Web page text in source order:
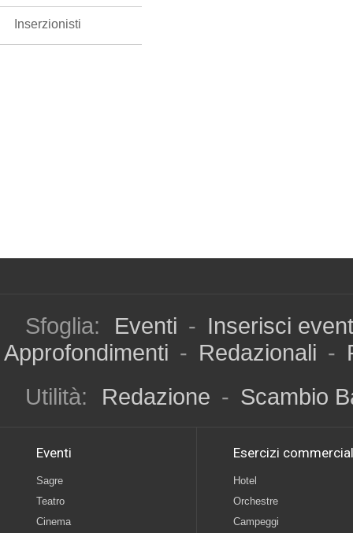
Inserzionisti
Sfoglia: Eventi - Inserisci
Approfondimenti - Redazionali -
Utilità:
Redazione - Scambio
Eventi
Sagre
Teatro
Cinema
Esercizi
Hotel
Orchestre
Campeggi